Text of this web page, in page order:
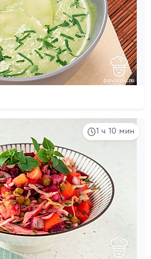
1 ч 10 мин